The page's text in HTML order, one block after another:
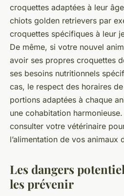
croquettes adaptées à leur
chiots golden retrievers par
croquettes spécifiques à leur
De même, si votre nouvel
avoir ses propres croquettes
ses besoins nutritionnels
cas, le respect des horaires
portions adaptées à chaque
une cohabitation harmonieuse.
consulter votre vétérinaire
l’alimentation de vos animaux
Les dangers
les prévenir